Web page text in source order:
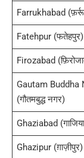
Farrukhabad
Fatehpur (फतेहपुर)
Firozabad
Gautam Buddha
(गौतमबुद्ध नगर)
Ghaziabad
Ghazipur (ग़ाज़ीपुर)